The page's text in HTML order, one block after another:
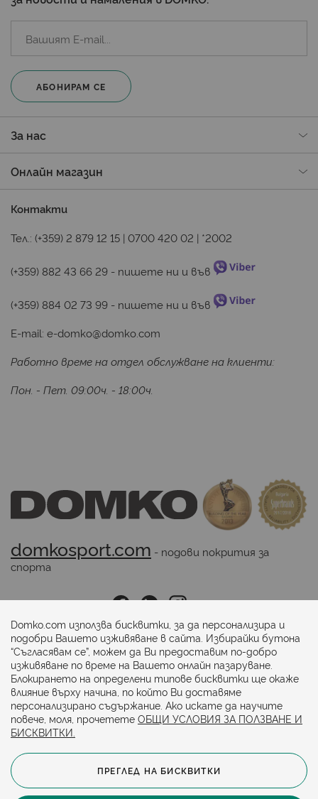
АБОНИРАМ СЕ
За нас
Онлайн магазин
Контакти
Тел.: (+359) 2 879 12 15 | 0700 420 02 | *2002
(+359) 882 43 66 29 - пишете ни и във
(+359) 884 02 73 99 - пишете ни и във
E-mail: e-domko@domko.com
Работно време на отдел обслужване на клиенти:
Пон. - Пет. 09:00ч. - 18:00ч.
domkosport.com - подови покрития за
спорта
Последвайте ни:
Начини на плащане:
© 2024. Всички права запазени.
Domko.com използва бисквитки, за да персонализира и
подобри Вашето изживяване в сайта. Избирайки бутона
“Съгласявам се”, можем да Ви предоставим по-добро
изживяване по време на Вашето онлайн пазаруване.
Блокирането на определени типове бисквитки ще окаже
влияние върху начина, по който Ви доставяме
персонализирано съдържание. Ако искате да научите
повече, моля, прочетете ОБЩИ УСЛОВИЯ ЗА ПОЛЗВАНЕ И
БИСКВИТКИ.
ПРЕГЛЕД НА БИСКВИТКИ